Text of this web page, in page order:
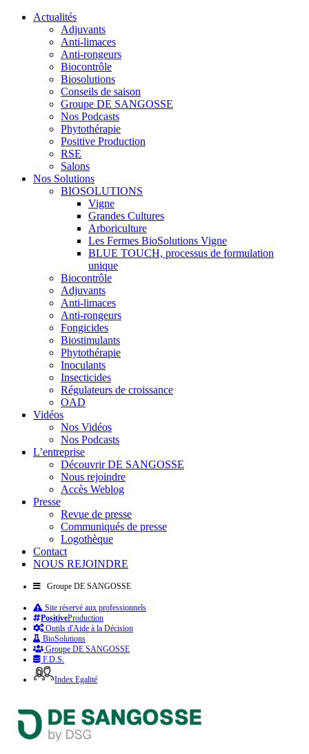
Actualités
Adjuvants
Anti-limaces
Anti-rongeurs
Biocontrôle
Biosolutions
Conseils de saison
Groupe DE SANGOSSE
Nos Podcasts
Phytothérapie
Positive Production
RSE
Salons
Nos Solutions
BIOSOLUTIONS
Vigne
Grandes Cultures
Arboriculture
Les Fermes BioSolutions Vigne
BLUE TOUCH, processus de formulation
unique
Biocontrôle
Adjuvants
Anti-limaces
Anti-rongeurs
Fongicides
Biostimulants
Phytothérapie
Inoculants
Insecticides
Régulateurs de croissance
OAD
Vidéos
Nos Vidéos
Nos Podcasts
L’entreprise
Découvrir DE SANGOSSE
Nous rejoindre
Accès Weblog
Presse
Revue de presse
Communiqués de presse
Logothèque
Contact
NOUS REJOINDRE
Groupe DE SANGOSSE
Site réservé aux professionnels
PositiveProduction
Outils d'Aide à la Décision
BioSolutions
Groupe DE SANGOSSE
F.D.S.
Index Egalité